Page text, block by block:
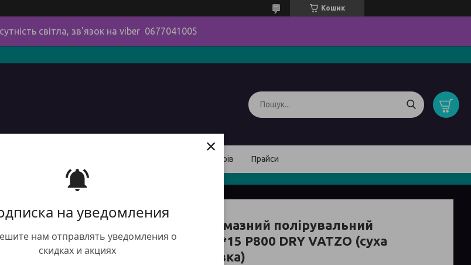
на уведомления
нам отправлять уведомления о
скидках и акциях
×
Кошик
світла, зв'язок на viber 0677041005
Доставка і оплата товарів Прайси
Круг алмазний полірувальний
D100*3*15 P800 DRY VATZO (суха
поліровка)